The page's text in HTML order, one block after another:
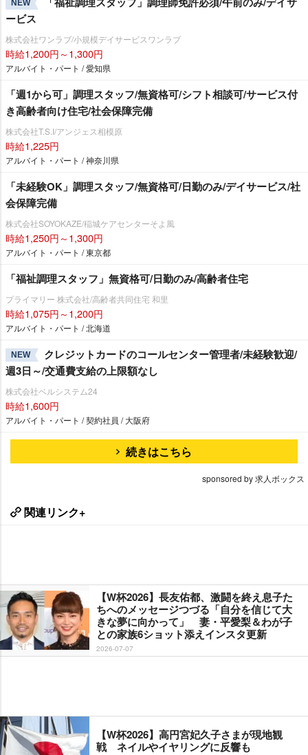
NEW
ービス
株式会社ワンラブ/小規模デイサービスワンラブ
時給1,200円～1,300円
アルバイト・パート / 愛知県
「週1から可」調理スタッフ/無資格可/シフト相談可/サービス付
き高齢者向け住宅/社会保障完備
株式会社T.S.I/アンジェス相模原
時給1,225円
アルバイト・パート / 神奈川県
「未経験OK」調理スタッフ/無資格可/日勤のみ/デイサービス/社
会保障完備
株式会社SOYOKAZE/稲城ケアセンターそよ風
時給1,250円～1,300円
アルバイト・パート / 東京都
「福祉調理スタッフ」無資格可/日勤のみ/高齢者住宅
プライマリー 株式会社/高齢者共同住宅 和里
時給1,075円～1,200円
アルバイト・パート / 北海道
NEW
クレジットカードのコールセンター管理者/未経験歓迎/
週3日～/交通費支給の上限額なし
株式会社ベルシステム24
時給1,600円
アルバイト・パート / 契約社員 / 大阪府
続きはこちら
sponsored by 求人ボックス
関連リンク+
【W杯2026】長友佑都、激闘を終え息子た
ちへのメッセージつづる「自分を信じて大
きな夢に向かって」 妻・平愛梨＆わが子
との家族6ショット添えインスタ更新
2026-07-07
【W杯2026】高円宮妃久子さまが現地観
戦 ネイルやイヤリングに反響も